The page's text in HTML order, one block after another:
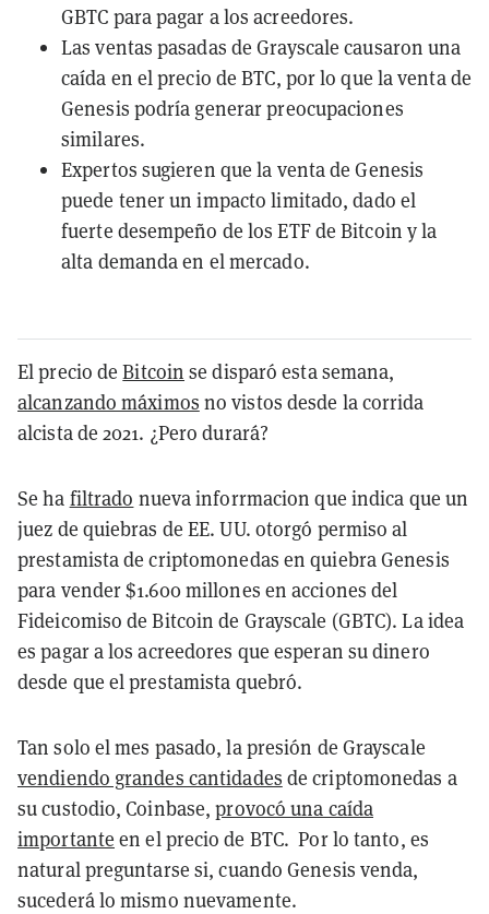
GBTC para pagar a los acreedores.
Las ventas pasadas de Grayscale causaron una
caída en el precio de BTC, por lo que la venta de
Genesis podría generar preocupaciones
similares.
Expertos sugieren que la venta de Genesis
puede tener un impacto limitado, dado el
fuerte desempeño de los ETF de Bitcoin y la
alta demanda en el mercado.
El precio deBitcoin se disparó esta semana,
alcanzando máximos no vistos desde la corrida
alcista de 2021. ¿Pero durará?
Se ha filtrado nueva inforrmacion que indica que un
juez de quiebras de EE. UU. otorgó permiso al
prestamista de criptomonedas en quiebra Genesis
para vender $1.600 millones en acciones del
Fideicomiso de Bitcoin de Grayscale (GBTC). La idea
es pagar a los acreedores que esperan su dinero
desde que el prestamista quebró.
Tan solo el mes pasado, la presión de Grayscale
vendiendo grandes cantidades de criptomonedas a
su custodio, Coinbase,provocó una caída
importante en el precio de BTC.Por lo tanto, es
natural preguntarse si, cuando Genesis venda,
sucederá lo mismo nuevamente.